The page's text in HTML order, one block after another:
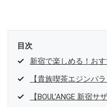
目次
新宿で楽しめる！お
【貴族喫茶エジンバ
【BOUL’ANGE 新宿